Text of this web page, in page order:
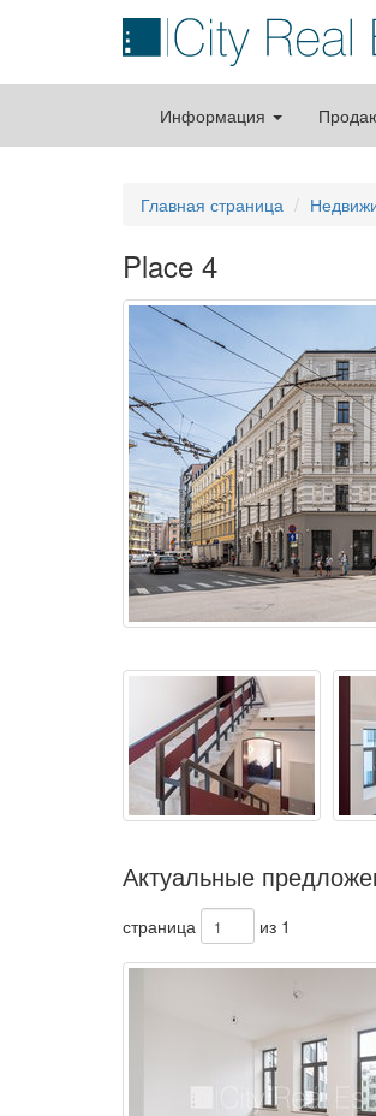
Информация
Главная страница
Place 4
Актуальные
страница из 1